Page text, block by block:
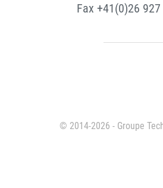
Fax +41(0)26
© 2014-2026 - Groupe